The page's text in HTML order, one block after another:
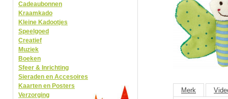
Merk
Cadeaubonnen
Kraamkado
Kleine Kadootjes
Speelgoed
Creatief
Muziek
Boeken
Sfeer & Inrichting
Sieraden en Accesoires
Kaarten en Posters
Verzorging